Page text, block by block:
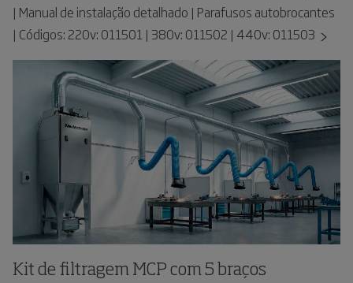
| Manual de instalação detalhado | Parafusos autobrocantes
| Códigos: 220v: 011501 | 380v: 011502 | 440v: 011503
Kit de filtragem MCP com 5 braços